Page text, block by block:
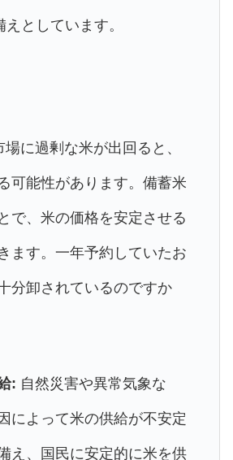
としています。
場に過剰な米が出回ると、
可能性があります。備蓄米
で、米の価格を安定させる
ます。一年予約していたお
分卸されているのですか
: 自然災害や異常気象な
によって米の供給が不安定
え、国民に安定的に米を供